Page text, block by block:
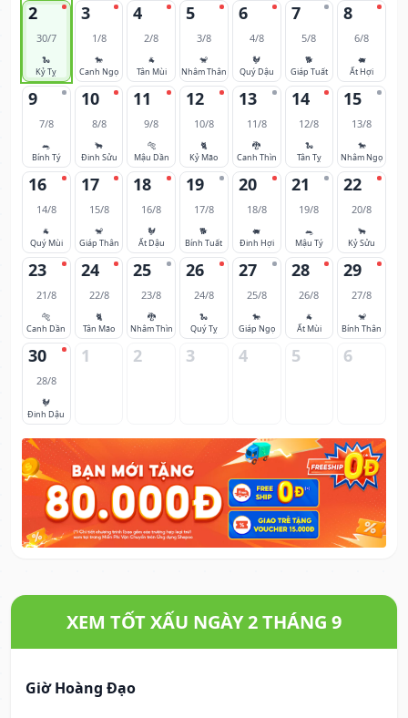
2
30/7
🐍
Kỷ Tỵ
3
1/8
🐎
Canh Ngọ
4
2/8
🐐
Tân Mùi
5
3/8
🐒
Nhâm Thân
6
4/8
🐓
Quý Dậu
7
5/8
🐕
Giáp Tuất
8
6/8
🐖
Ất Hợi
9
7/8
🐀
Bính Tý
10
8/8
🐂
Đinh Sửu
11
9/8
🐅
Mậu Dần
12
10/8
🐈
Kỷ Mão
13
11/8
🐉
Canh Thìn
14
12/8
🐍
Tân Tỵ
15
13/8
🐎
Nhâm Ngọ
16
14/8
🐐
Quý Mùi
17
15/8
🐒
Giáp Thân
18
16/8
🐓
Ất Dậu
19
17/8
🐕
Bính Tuất
20
18/8
🐖
Đinh Hợi
21
19/8
🐀
Mậu Tý
22
20/8
🐂
Kỷ Sửu
23
21/8
🐅
Canh Dần
24
22/8
🐈
Tân Mão
25
23/8
🐉
Nhâm Thìn
26
24/8
🐍
Quý Tỵ
27
25/8
🐎
Giáp Ngọ
28
26/8
🐐
Ất Mùi
29
27/8
🐒
Bính Thân
30
28/8
🐓
Đinh Dậu
1 2 3 4 5 6
XEM TỐT XẤU NGÀY 2 THÁNG 9
Giờ Hoàng Đạo